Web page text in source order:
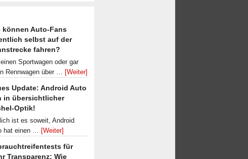
können Auto-Fans
selbst auf der
fahren?
Sportwagen oder gar
Rennwagen über … [Weiter]
Update: Android Auto
in übersichtlicher
Optik!
ist es soweit, Android
hat einen … [Weiter]
für
Transparenz: Wie